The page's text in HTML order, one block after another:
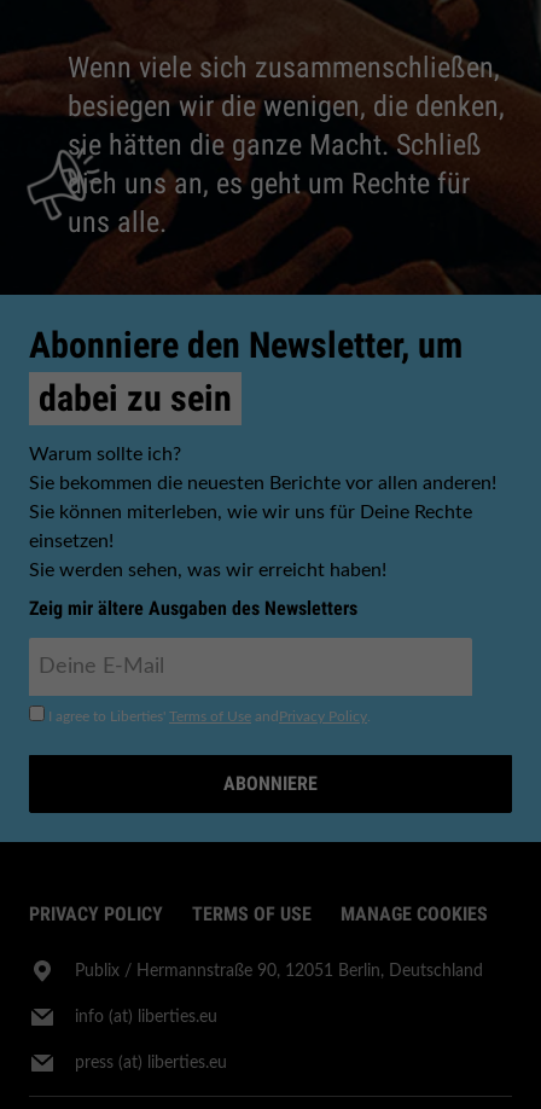
Wenn viele sich zusammenschließen,
besiegen wir die wenigen, die denken,
sie hätten die ganze Macht. Schließ
dich uns an, es geht um Rechte für
uns alle.
Abonniere den Newsletter, um
dabei zu sein
Warum sollte ich?
Sie bekommen die neuesten Berichte vor allen anderen!
Sie können miterleben, wie wir uns für Deine Rechte
einsetzen!
Sie werden sehen, was wir erreicht haben!
Zeig mir ältere Ausgaben des Newsletters
I agree to Liberties' Terms of Use and Privacy Policy
ABONNIERE
PRIVACY POLICY TERMS OF USE MANAGE COOKIES
Publix​ / Hermannstraße 90, 12051 Berlin, Deutschland
info (at) liberties.eu
press (at) liberties.eu